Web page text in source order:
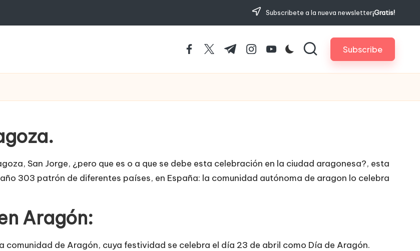
Subscribete a la nueva newsletter¡Gratis!
facebook.com
twitter.com
t.me instagram.com
youtube.com Subscribe
San Jorge, ¿pero que es o a que se debe esta celebración en la ciudad aragonesa?, esta
303 patrón de diferentes países, en España: la comunidad autónoma de aragon lo celebra
Aragón:
comunidad de Aragón, cuya festividad se celebra el día 23 de abril como Día de Aragón.